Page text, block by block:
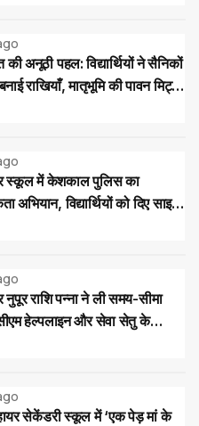
की अनूठी पहल: विद्यार्थियों ने सैनिकों
राखियाँ, मातृभूमि की पावन मिट्टी
स्कूल में केशकाल पुलिस का
अभियान, विद्यार्थियों को दिए साइबर
राशि पन्ना ने ली समय-सीमा
हेल्पलाइन और सेवा सेतु के
सेकेंडरी स्कूल में ‘एक पेड़ मां के